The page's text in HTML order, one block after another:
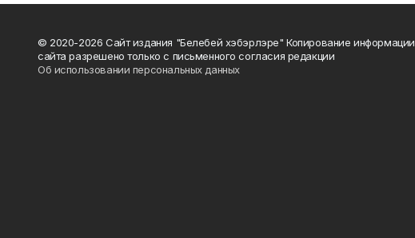
© 2020-2026 Сайт издания "Белебей хэбэрлэре" Копирование информации
сайта разрешено только с письменного согласия редакции
Об использовании персональных данных